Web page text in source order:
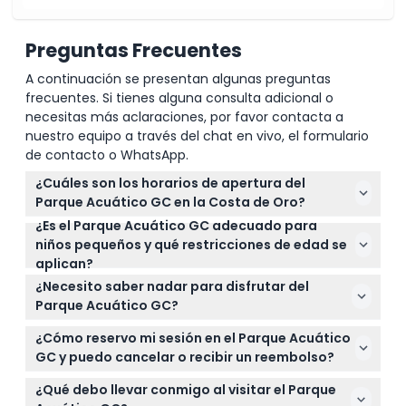
Preguntas Frecuentes
A continuación se presentan algunas preguntas
frecuentes. Si tienes alguna consulta adicional o
necesitas más aclaraciones, por favor contacta a
nuestro equipo a través del chat en vivo, el formulario
de contacto o WhatsApp.
¿Cuáles son los horarios de apertura del
Parque Acuático GC en la Costa de Oro?
El Parque Acuático GC está abierto de lunes a
domingo de 9:00 a.m. a 5:00 p.m., con la última
sesión comenzando a las 4:00 p.m. Está cerrado el
día de Navidad, Viernes Santo y partes del Día de
Anzac (sujeto a cambios — por favor confirme al
¿Es el Parque Acuático GC adecuado para
niños pequeños y qué restricciones de edad se
aplican?
Los niños menores de 10 años deben estar
acompañados por un adulto, y los menores de 5
años no pueden acceder al circuito principal. El
parque es apto para familias pero no es adecuado
para bebés, personas embarazadas o personas con
¿Necesito saber nadar para disfrutar del
Parque Acuático GC?
Sí, porque el Parque Acuático GC está ubicado en
un entorno de agua salada con mareas y
profundidades que varían de 1 a 3 metros, todos los
participantes deben saber nadar para garantizar la
¿Cómo reservo mi sesión en el Parque Acuático
GC y puedo cancelar o recibir un reembolso?
Las reservas se pueden hacer fácilmente en línea a
través de este sitio web, donde también puede
¿Qué debo llevar conmigo al visitar el Parque